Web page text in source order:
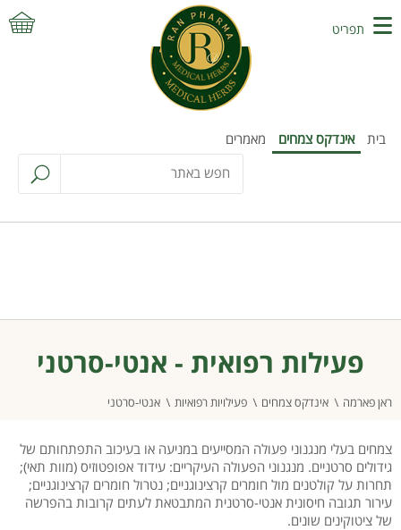
בית אינדקס צמחים מאמרים
תפריט
פעילות רפואית - אנטי-סרטני
ראן פארמה אינדקס צמחים פעילויות רפואיות אנטי-סרטני
צמחים בעלי מנגנוני פעולה המסייעים במניעה או בעיכוב התפתחותם של
גידולים סרטניים. מנגנוני הפעולה העיקריים: עידוד אפופטוזיס (מוות תאי);
תחרות על קולטנים מול חומרים קרצינוגניים; נטרול חומרים קרצינוגניים;
עירור תגובה חיסונית אנטי-סרטנית המתבטאת לעתים קרובות בהפרשה
של ציטוקינים שונים.